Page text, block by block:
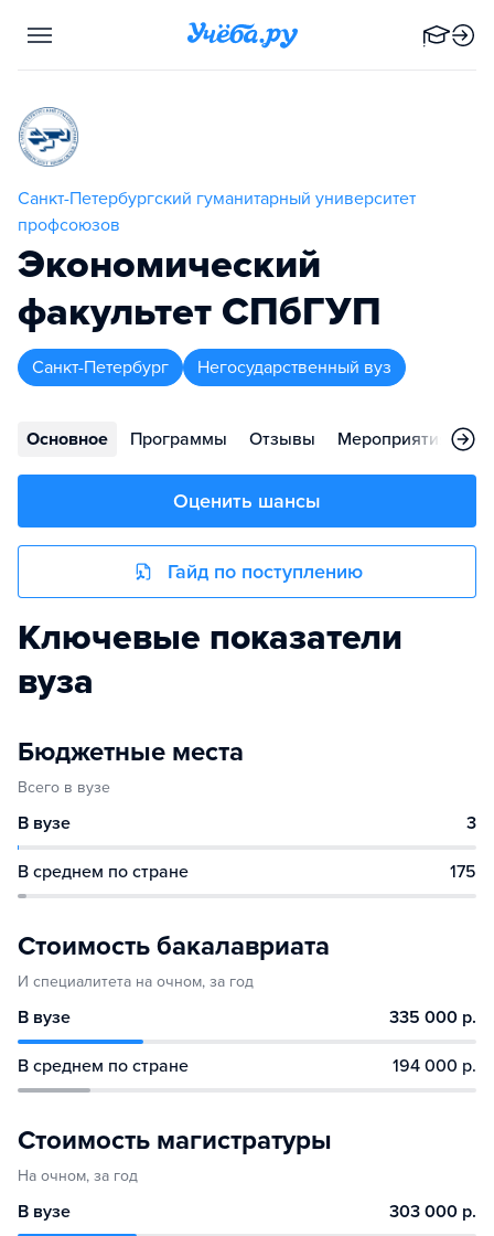
Санкт-Петербургский гуманитарный университет
профсоюзов
Экономический
факультет СПбГУП
Санкт-Петербург Негосударственный вуз
Основное Программы Отзывы Мероприятия
Оценить шансы
Гайд по поступлению
Ключевые показатели
вуза
Бюджетные места
Всего в вузе
В вузе 3
В среднем по стране 175
Стоимость бакалавриата
И специалитета на очном, за год
В вузе 335 000 р.
В среднем по стране 194 000 р.
Стоимость магистратуры
На очном, за год
В вузе 303 000 р.